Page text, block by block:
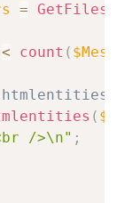
=
< count (
(
/>\n" ;